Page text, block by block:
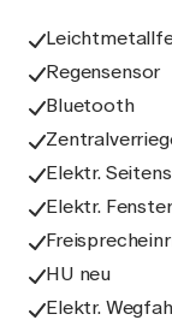
Regensensor
Bluetooth
Elektr.
Elektr.
HU neu
Elektr.